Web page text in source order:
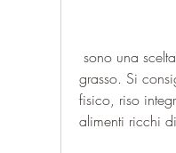
grasso. Si
fisico, riso
alimenti ricchi